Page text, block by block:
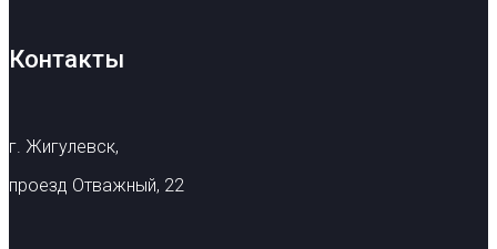
Контакты
г. Жигулевск,
проезд Отважный, 22